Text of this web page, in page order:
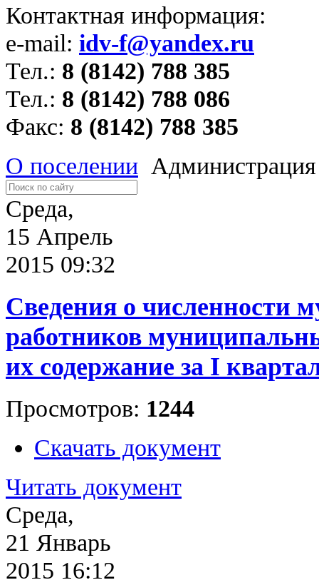
Контактная информация:
e-mail: idv-f@yandex.ru
Тел.: 8 (8142) 788 385
Тел.: 8 (8142) 788 086
Факс: 8 (8142) 788 385
О поселении
Среда,
15 Апрель
2015 09:32
Сведения о численности
работников
их содержание за I
Просмотров: 1244
Скачать документ
Читать документ
Среда,
21 Январь
2015 16:12